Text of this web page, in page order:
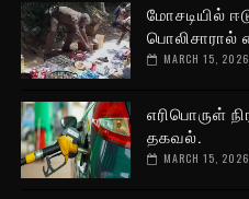
மோசடியில்
பொலிசாரால்
MARCH 15, 2026
எரிபொருள்
தகவல்.
MARCH 15, 2026